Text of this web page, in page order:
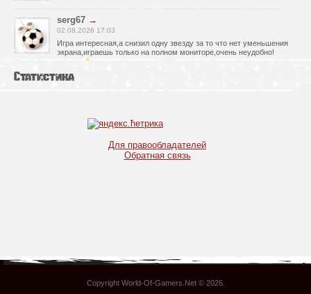
serg67 →
02.08.2026 17:03
Игра интересная,а снизил одну звезду за то что нет уменьшения
экрана,играешь только на полном мониторе,очень неудобно!
испробовал?
30.07.2026 00:43
21.07.2026 16:32
Статистика
Для правообладателей
Обратная связь
Copyright World-Of-Gamers.Net © 2026.